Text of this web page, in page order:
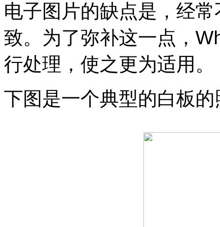
电子图片的缺点是，经
致。为了弥补这一点，
行处理，使之更为适用
下图是一个典型的白板的